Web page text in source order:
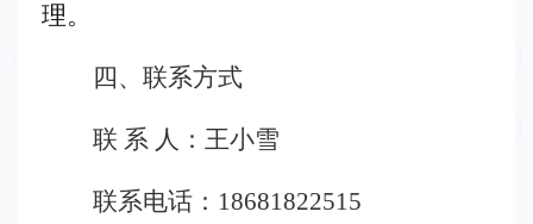
理。
四、联系方式
联 系 人：王小雪
联系电话： 18681822515